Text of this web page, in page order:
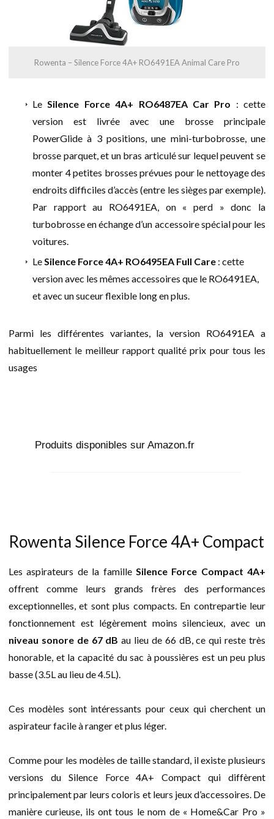
Rowenta – Silence Force 4A+ RO6491EA Animal Care Pro
LeSilence Force 4A+ RO6487EA Car Pro : cette
version est livrée avec une brosse principale
PowerGlide à 3 positions, une mini-turbobrosse, une
brosse parquet, et un bras articulé sur lequel peuvent se
monter 4 petites brosses prévues pour le nettoyage des
endroits difficiles d’accès (entre les sièges par exemple).
Par rapport au RO6491EA, on « perd » donc la
turbobrosse en échange d’un accessoire spécial pour les
voitures.
LeSilence Force 4A+ RO6495EA Full Care : cette
version avec les mêmes accessoires que le RO6491EA,
et avec un suceur flexible long en plus.
Parmi les différentes variantes, la version RO6491EA a
habituellement le meilleur rapport qualité prix pour tous les
usages
Produits disponibles sur Amazon.fr
Rowenta Silence Force 4A+ Compact
Les aspirateurs de la famille Silence Force Compact 4A+
offrent comme leurs grands frères des performances
exceptionnelles, et sont plus compacts. En contrepartie leur
fonctionnement est légèrement moins silencieux, avec un
niveau sonore de 67 dB au lieu de 66 dB, ce qui reste très
honorable, et la capacité du sac à poussières est un peu plus
basse (3.5L au lieu de 4.5L).
Ces modèles sont intéressants pour ceux qui cherchent un
aspirateur facile à ranger et plus léger.
Comme pour les modèles de taille standard, il existe plusieurs
versions du Silence Force 4A+ Compact qui diffèrent
principalement par leurs coloris et leurs jeux d’accessoires. De
manière curieuse, ils ont tous le nom de « Home&Car Pro »